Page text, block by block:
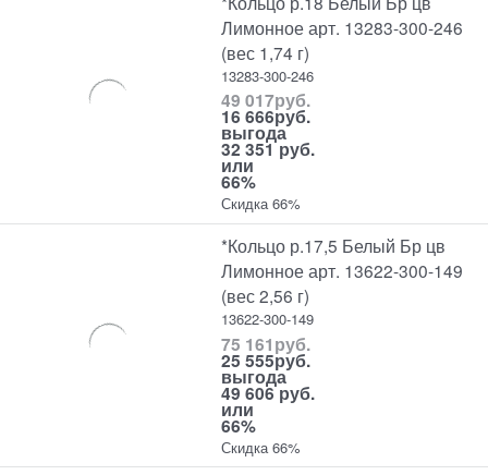
Лимонное арт. 13283-300-246
(вес 1,74 г)
13283-300-246
49 017руб.
16 666руб.
выгода
32 351 руб.
или
66%
Скидка 66%
*Кольцо р.17,5 Белый Бр цв
Лимонное арт. 13622-300-149
(вес 2,56 г)
13622-300-149
75 161руб.
25 555руб.
выгода
49 606 руб.
или
66%
Скидка 66%